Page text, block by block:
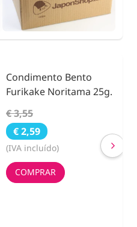
Condimento Bento
Furikake Noritama 25g.
€ 3,55
€ 2,59
(IVA incluído)
COMPRAR